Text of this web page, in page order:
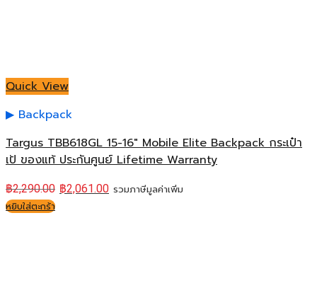
Quick View
Backpack
Targus TBB618GL 15-16″ Mobile Elite Backpack กระเป๋า
เป้ ของแท้ ประกันศูนย์ Lifetime Warranty
฿2,290.00 ฿2,061.00 รวมภาษีมูลค่าเพิ่ม
หยิบใส่ตะกร้า